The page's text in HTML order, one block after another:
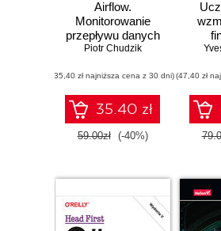
Airflow.
Monitorowanie
przepływu danych
Piotr Chudzik
(35,40 zł najniższa cena z 30 dni)
35.40 zł
59.00zł (-40%)
(47,40 zł